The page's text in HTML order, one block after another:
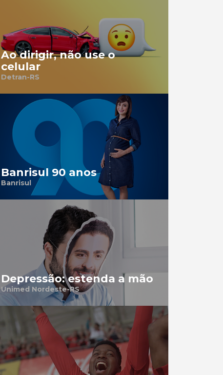
Ao dirigir, não use o
celular
Detran-RS
Banrisul 90 anos
Banrisul
Depressão: estenda a mão
Unimed Nordeste-RS